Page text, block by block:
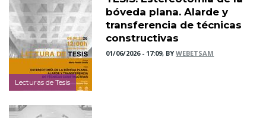
Lecturas de Tesis
bóveda plana. Alarde y
transferencia de técnicas
constructivas
01/06/2026 - 17:09, BYWEBETSAM